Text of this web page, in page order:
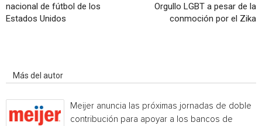
nacional de fútbol de los
Estados Unidos
Orgullo LGBT a pesar de la
conmoción por el Zika
Más del autor
Meijer anuncia las próximas jornadas de doble
contribución para apoyar a los bancos de